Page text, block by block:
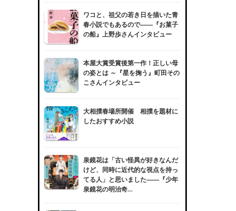
ワコと、祖父の若き日を描いた青
春小説でもあるので――『お菓子
の船』上野歩さんインタビュー
本屋大賞受賞後第一作！正しい母
の姿とは ～『星を掬う』町田その
こさんインタビュー
大相撲春場所開催 相撲を題材に
したおすすめ小説
泉鏡花は「古い怪異が好きなんだ
けど、同時に近代的な視点を持っ
てる人」と思いました――『少年
泉鏡花の明治奇…